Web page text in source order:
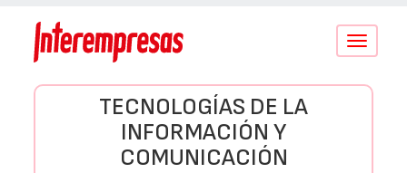
Conmutar
TECNOLOGÍAS DE LA
INFORMACIÓN Y
COMUNICACIÓN